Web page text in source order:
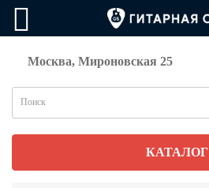
Москва, Мироновская 25
КАТАЛОГ